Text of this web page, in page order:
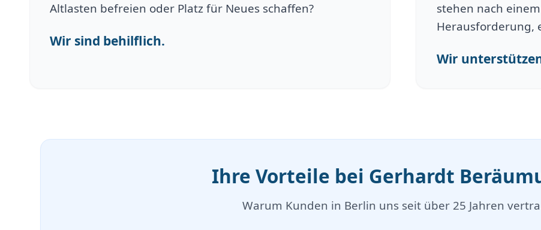
Altlasten befreien oder Platz für Neues schaffen?
Wir sind behilflich.
stehen nach
Herausforderung,
Wir
Ihre Vorteile bei Gerhardt
Warum Kunden in Berlin uns seit über 25 Jahren